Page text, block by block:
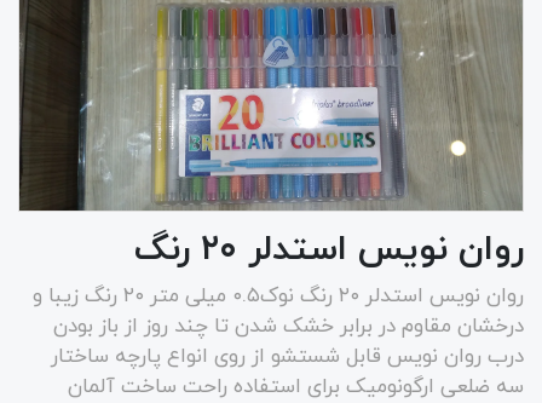
روان نویس استدلر ۲۰ رنگ
روان نویس استدلر ۲۰ رنگ نوک۰.۵ میلی متر ۲۰ رنگ زیبا و
درخشان مقاوم در برابر خشک شدن تا چند روز از باز بودن
درب روان نویس قابل شستشو از روی انواع پارچه ساختار
سه ضلعی ارگونومیک برای استفاده راحت ساخت آلمان